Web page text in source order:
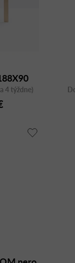
4 týždne)